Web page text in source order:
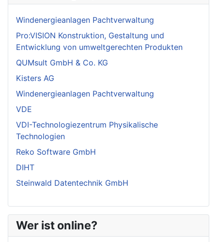
Windenergieanlagen Pachtverwaltung
Pro:VISION Konstruktion, Gestaltung und
Entwicklung von umweltgerechten Produkten
QUMsult GmbH & Co. KG
Kisters AG
Windenergieanlagen Pachtverwaltung
VDE
VDI-Technologiezentrum Physikalische
Technologien
Reko Software GmbH
DIHT
Steinwald Datentechnik GmbH
Wer ist online?